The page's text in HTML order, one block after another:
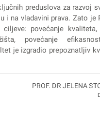
preduslova za razvoj
i na vladavini prava. Zato je
povećanje kvaliteta,
povećanje
je izgradio prepoznatljiv
PROF. DR JELENA